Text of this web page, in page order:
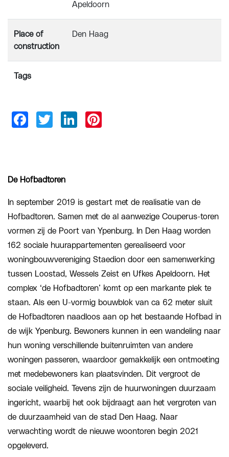
Apeldoorn
Place of
construction
Den Haag
Tags
De Hofbadtoren
In september 2019 is gestart met de realisatie van de
Hofbadtoren. Samen met de al aanwezige Couperus-toren
vormen zij de Poort van Ypenburg. In Den Haag worden
162 sociale huurappartementen gerealiseerd voor
woningbouwvereniging Staedion door een samenwerking
tussen Loostad, Wessels Zeist en Ufkes Apeldoorn. Het
complex ‘de Hofbadtoren’ komt op een markante plek te
staan. Als een U-vormig bouwblok van ca 62 meter sluit
de Hofbadtoren naadloos aan op het bestaande Hofbad in
de wijk Ypenburg. Bewoners kunnen in een wandeling naar
hun woning verschillende buitenruimten van andere
woningen passeren, waardoor gemakkelijk een ontmoeting
met medebewoners kan plaatsvinden. Dit vergroot de
sociale veiligheid. Tevens zijn de huurwoningen duurzaam
ingericht, waarbij het ook bijdraagt aan het vergroten van
de duurzaamheid van de stad Den Haag. Naar
verwachting wordt de nieuwe woontoren begin 2021
opgeleverd.